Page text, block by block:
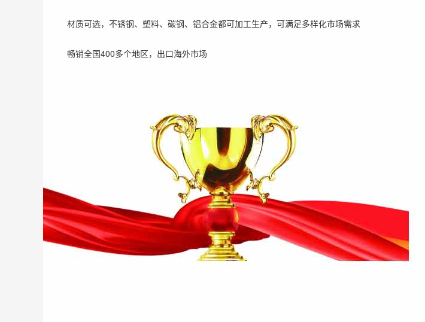
材质可选，不锈钢、塑料、碳钢、铝合金都可加工生产，可满足多样化市场需求
畅销全国400多个地区，出口海外市场